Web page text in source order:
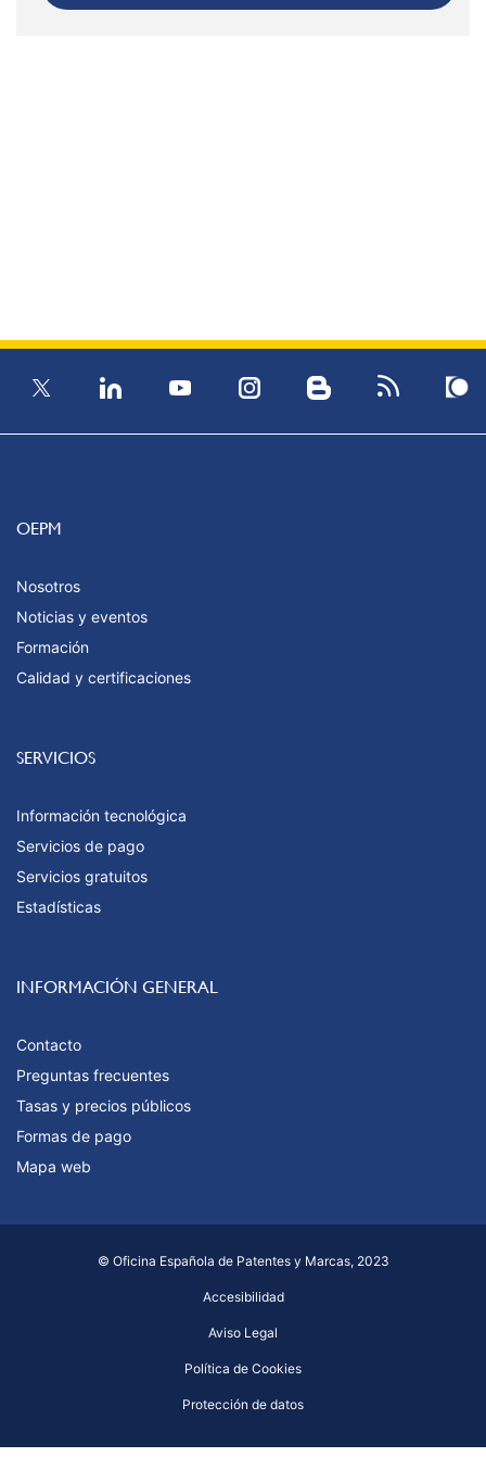
OEPM
Nosotros
Noticias y eventos
Formación
Calidad y certificaciones
SERVICIOS
Información tecnológica
Servicios de pago
Servicios gratuitos
Estadísticas
INFORMACIÓN GENERAL
Contacto
Preguntas frecuentes
Tasas y precios públicos
Formas de pago
Mapa web
© Oficina Española de Patentes y Marcas, 2023
Accesibilidad
Aviso Legal
Política de Cookies
Protección de datos